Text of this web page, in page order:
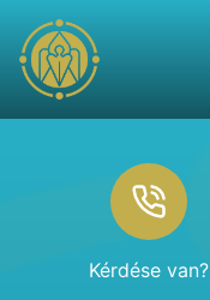
Kérdése van?